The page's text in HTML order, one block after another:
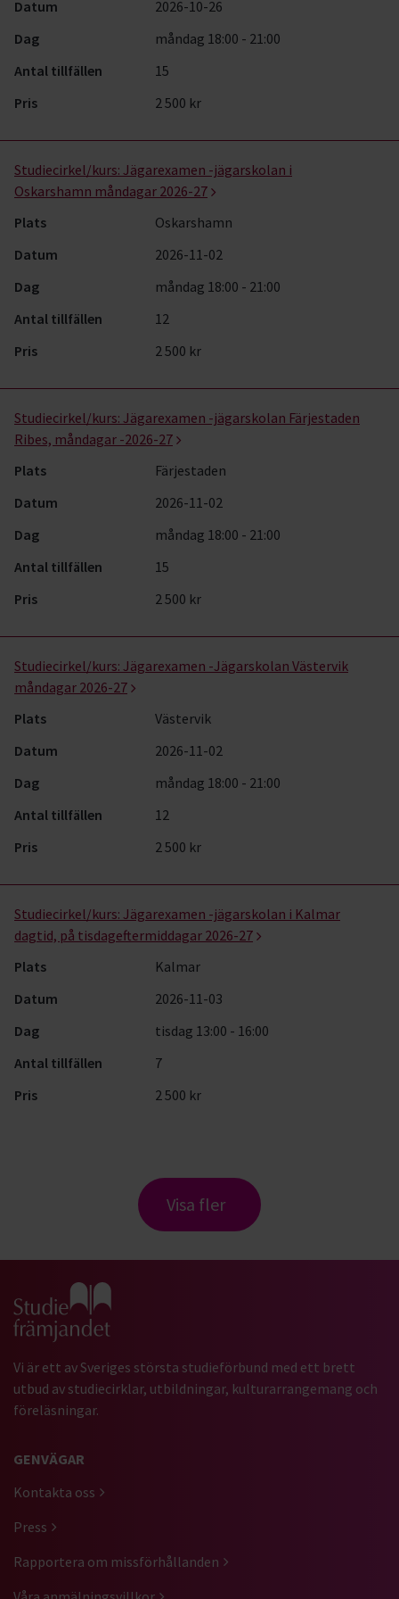
Datum
2026-10-26
Dag
måndag 18:00 - 21:00
Antal tillfällen
15
Pris
2 500 kr
Studiecirkel/kurs: Jägarexamen -jägarskolan i
Oskarshamn måndagar 2026-27
Plats
Oskarshamn
Datum
2026-11-02
Dag
måndag 18:00 - 21:00
Antal tillfällen
12
Pris
2 500 kr
Studiecirkel/kurs: Jägarexamen -jägarskolan Färjestaden
Ribes, måndagar -2026-27
Plats
Färjestaden
Datum
2026-11-02
Dag
måndag 18:00 - 21:00
Antal tillfällen
15
Pris
2 500 kr
Studiecirkel/kurs: Jägarexamen -Jägarskolan Västervik
måndagar 2026-27
Plats
Västervik
Datum
2026-11-02
Dag
måndag 18:00 - 21:00
Antal tillfällen
12
Pris
2 500 kr
Studiecirkel/kurs: Jägarexamen -jägarskolan i Kalmar
dagtid, på tisdageftermiddagar 2026-27
Plats
Kalmar
Datum
2026-11-03
Dag
tisdag 13:00 - 16:00
Antal tillfällen
7
Pris
2 500 kr
Visa fler
Gå till studiefrämjandets startsida
Vi är ett av Sveriges största studieförbund med ett brett
utbud av studiecirklar, utbildningar, kulturarrangemang och
föreläsningar.
GENVÄGAR
Kontakta oss
Press
Rapportera om missförhållanden